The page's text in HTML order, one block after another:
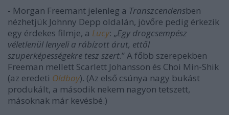
- Morgan Freemant jelenleg a Transzcendensben
nézhetjük Johnny Depp oldalán, jövőre pedig érkezik
egy érdekes filmje, a Lucy: „Egy drogcsempész
véletlenül lenyeli a rábízott árut, ettől
szuperképességekre tesz szert.” A főbb szerepekben
Freeman mellett Scarlett Johansson és Choi Min-Shik
(az eredeti Oldboy). (Az első csúnya nagy bukást
produkált, a második nekem nagyon tetszett,
másoknak már kevésbé.)